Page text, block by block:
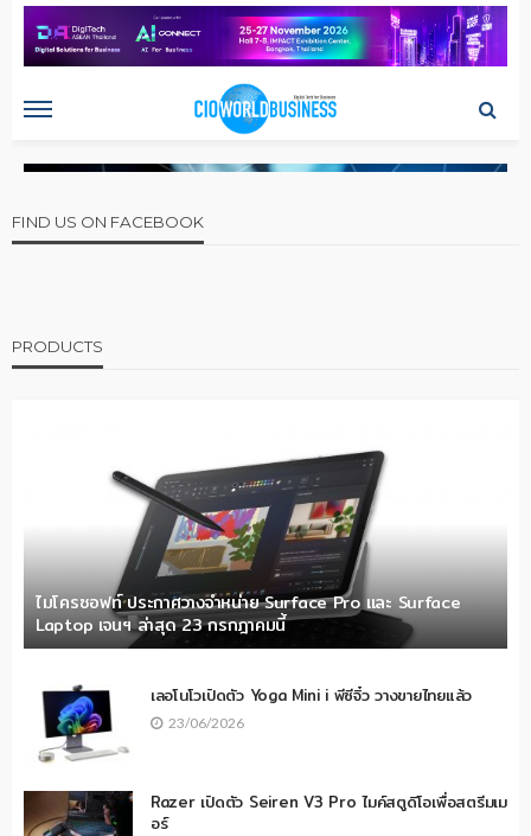
FIND US ON FACEBOOK
PRODUCTS
ไมโครซอฟท์ ประกาศวางจำหน่าย Surface Pro และ Surface
Laptop เจนฯ ล่าสุด 23 กรกฎาคมนี้
เลอโนโวเปิดตัว Yoga Mini i พีซีจิ๋ว วางขายไทยแล้ว
23/06/2026
Razer เปิดตัว Seiren V3 Pro ไมค์สตูดิโอเพื่อสตรีมเม
อร์